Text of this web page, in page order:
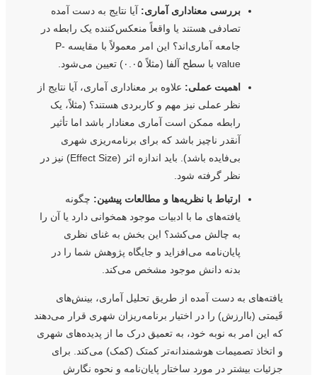
بررسی معناداری آماری:آیا نتایج به دست آمده
تصادفی هستند یا واقعاً منعکس‌کننده یک رابطه در
جامعه آماری‌اند؟ این امر معمولاً با مقایسه P-
value با سطح آلفا (مثلاً ۰.۰۵) تعیین می‌شود.
اهمیت عملی:علاوه بر معناداری آماری، آیا نتایج از
نظر عملی نیز مهم و کاربردی هستند؟ (مثلاً، یک
رابطه ممکن است آماری معنادار باشد اما تأثیر
آنقدر ناچیز باشد که برای برنامه‌ریزی شهری
بی‌فایده باشد). باید اندازه اثر (Effect Size) نیز در
نظر گرفته شود.
ارتباط با نظریه‌ها و مطالعات پیشین:چگونه
یافته‌های ما با ادبیات موجود همخوانی دارد یا آن را
به چالش می‌کشد؟ این بخش به غنای نظری
پایان‌نامه می‌افزاید و جایگاه پژوهش شما را در
بدنه دانش موجود مشخص می‌کند.
یافته‌های به دست آمده از طریق تحلیل آماری، بینش‌های
قَیمتی (باارزش) را در اختیار برنامه‌ریزان شهری قرار می‌دهند
که این امر به نوبه خود، به تعمیق درک ما از پدیده‌های شهری
و اتخاذ تصمیمات هوشمندانه‌تر کمتک (کمک) می‌کند. برای
جزئیات بیشتر در مورد ساختار پایان‌نامه و نحوه نگارش